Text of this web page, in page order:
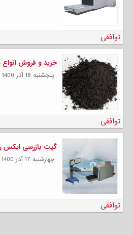
توافقی
خرید و فروش انواع
پنجشنبه 18 آذر 1400
توافقی
گیت بازرسی ایکس ری
چهارشنبه 17 آذر 1400
توافقی